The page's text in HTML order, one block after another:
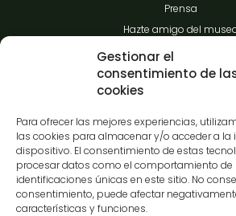
Gestionar el
consentimiento de
cookies
Para ofrecer las mejores experiencias,
las cookies para almacenar y/o acceder a la
dispositivo. El consentimiento de estas
procesar datos como el comportamiento de
identificaciones únicas en este sitio. No
consentimiento, puede afectar
características y funciones.
Prensa
Hazte amigo del
Transparencia
C/Gibraltar,14
37008-Salamanca